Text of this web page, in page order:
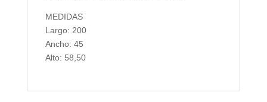
MEDIDAS
Largo: 200
Ancho: 45
Alto: 58,50